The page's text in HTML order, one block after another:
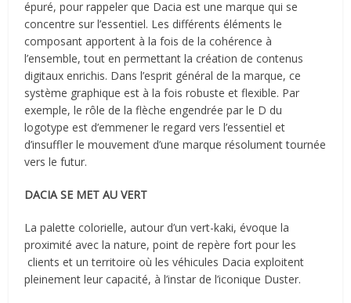
épuré, pour rappeler que Dacia est une marque qui se
concentre sur l’essentiel. Les différents éléments le
composant apportent à la fois de la cohérence à
l’ensemble, tout en permettant la création de contenus
digitaux enrichis. Dans l’esprit général de la marque, ce
système graphique est à la fois robuste et flexible. Par
exemple, le rôle de la flèche engendrée par le D du
logotype est d’emmener le regard vers l’essentiel et
d’insuffler le mouvement d’une marque résolument tournée
vers le futur.
DACIA SE MET AU VERT
La palette colorielle, autour d’un vert-kaki, évoque la
proximité avec la nature, point de repère fort pour les
clients et un territoire où les véhicules Dacia exploitent
pleinement leur capacité, à l’instar de l’iconique Duster.